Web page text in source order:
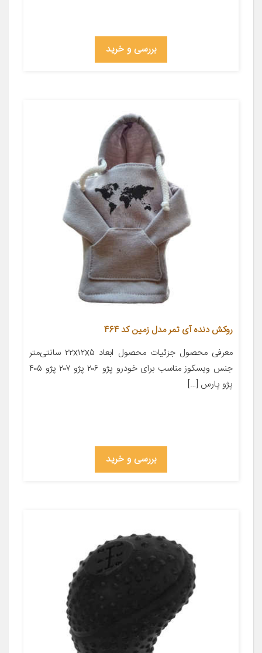
بررسی و خرید
روکش دنده آی تمر مدل زمین کد 464
معرفی محصول جزئیات محصول ابعاد ۲۲x۱۲x۵ سانتی‌متر
جنس ویسکوز مناسب برای خودرو پژو ۲۰۶ پژو ۲۰۷ پژو ۴۰۵
پژو پارس […]
بررسی و خرید